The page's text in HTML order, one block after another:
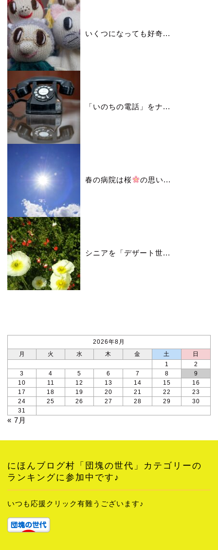
いくつになっても好奇...
「いのちの電話」をナ...
春の病院は桜 の思い...
シニアを「デザート世...
2026年8月
月
火 水 木 金 土
日
1
2
3
4 5 6 7 8
9
10
11 12 13 14 15
16
17
18 19 20 21 22
23
24
25 26 27 28 29
30
31
« 7月
にほんブログ村「団塊の世代」カテゴリーの
ランキングに参加中です♪
いつも応援クリック有難うございます♪